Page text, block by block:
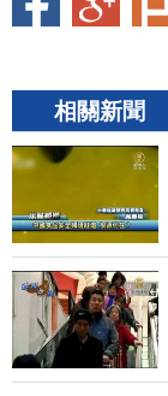
相關新聞